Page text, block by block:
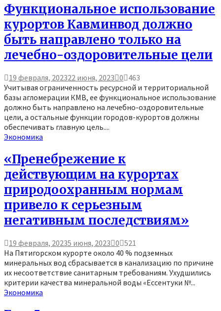
Функциональное использование
курортов Кавминвод должно
быть направлено только на
лечебно-оздоровительные цели
19 февраля, 202322 июня, 2023 0 463
Учитывая ограниченность ресурсной и территориальной
базы агломерации КМВ, ее функциональное использование
должно быть направлено на лечебно-оздоровительные
цели, а остальные функции городов-курортов должны
обеспечивать главную цель....
Экономика
«Пренебрежение к
действующим на курортах
природоохранным нормам
привело к серьезным
негативным последствиям»
19 февраля, 20235 июня, 2023 0 521
На Пятигорском курорте около 40 % подземных
минеральных вод сбрасывается в канализацию по причине
их несоответствие санитарным требованиям. Ухудшились
критерии качества минеральной воды «Ессентуки №...
Экономика